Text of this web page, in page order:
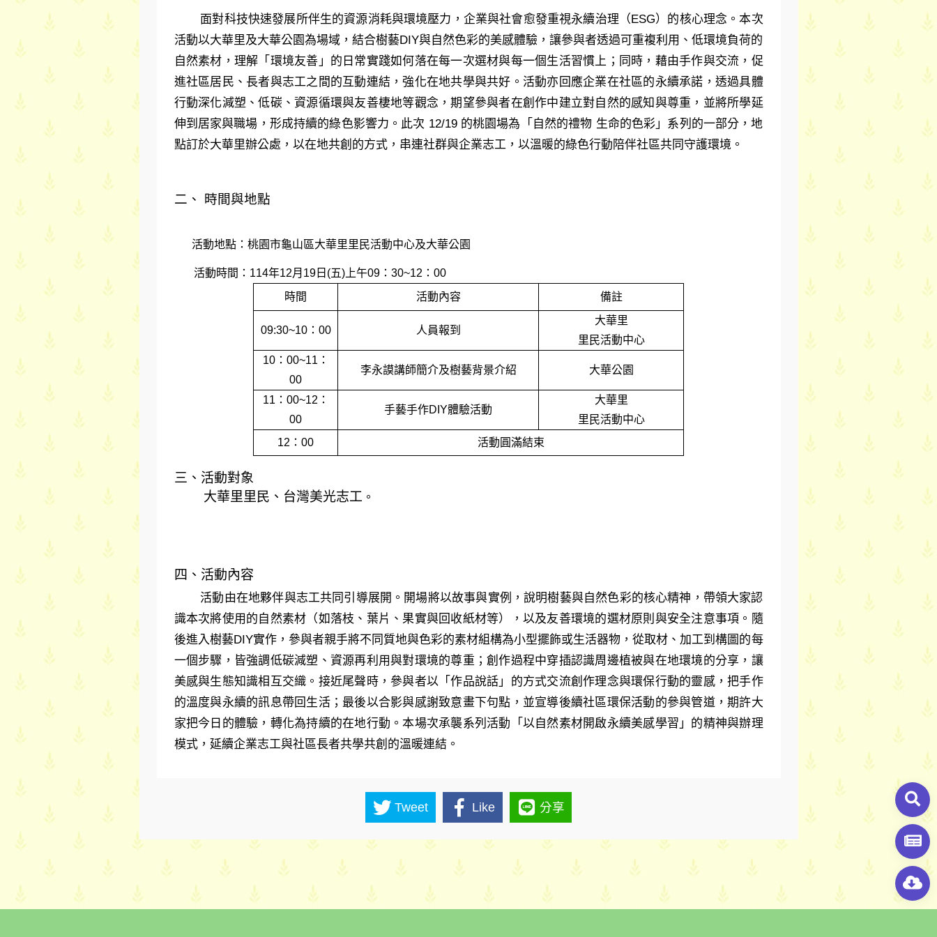
面對科技快速發展所伴生的資源消耗與環境壓力，企業與社會愈發重視永續治理（ESG）的核心理念。本次
活動以大華里及大華公園為場域，結合樹藝DIY與自然色彩的美感體驗，讓參與者透過可重複利用、低環境負荷的
自然素材，理解「環境友善」的日常實踐如何落在每一次選材與每一個生活習慣上；同時，藉由手作與交流，促
進社區居民、長者與志工之間的互動連結，強化在地共學與共好。活動亦回應企業在社區的永續承諾，透過具體
行動深化減塑、低碳、資源循環與友善棲地等觀念，期望參與者在創作中建立對自然的感知與尊重，並將所學延
伸到居家與職場，形成持續的綠色影響力。此次 12/19 的桃園場為「自然的禮物 生命的色彩」系列的一部分，地
點訂於大華里辦公處，以在地共創的方式，串連社群與企業志工，以溫暖的綠色行動陪伴社區共同守護環境。
二 、 時間與地點
活動地點：桃園市龜山區大華里里民活動中心及大華公園
活動時間：114年12月19日(五)上午09：30~12：00
時間
活動內容 備註
09:30~10：00 人員報到
大華里
里民活動中心
10：00~11：
00
李永謨講師簡介及樹藝背景介紹 大華公園
11：00~12：
00
手藝手作DIY體驗活動
大華里
里民活動中心
12：00
活動圓滿結束
三、活動對象
大華里里民、台灣美光志工 。
四、活動內容
活動由在地夥伴與志工共同引導展開。開場將以故事與實例，說明樹藝與自然色彩的核心精神，帶領大家認
識本次將使用的自然素材（如落枝、葉片、果實與回收紙材等），以及友善環境的選材原則與安全注意事項。隨
後進入樹藝DIY實作，參與者親手將不同質地與色彩的素材組構為小型擺飾或生活器物，從取材、加工到構圖的每
一個步驟，皆強調低碳減塑、資源再利用與對環境的尊重；創作過程中穿插認識周邊植被與在地環境的分享，讓
美感與生態知識相互交織。接近尾聲時，參與者以「作品說話」的方式交流創作理念與環保行動的靈感，把手作
的溫度與永續的訊息帶回生活；最後以合影與感謝致意畫下句點，並宣導後續社區環保活動的參與管道，期許大
家把今日的體驗，轉化為持續的在地行動。本場次承襲系列活動「以自然素材開啟永續美感學習」的精神與辦理
模式，延續企業志工與社區長者共學共創的溫暖連結。
Tweet Like 分享